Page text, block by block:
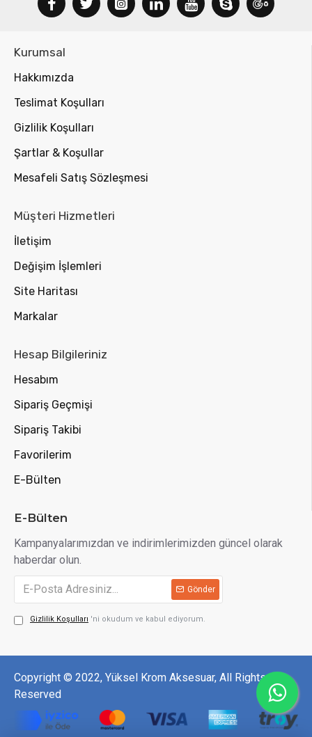
Kurumsal
Hakkımızda
Teslimat Koşulları
Gizlilik Koşulları
Şartlar & Koşullar
Mesafeli Satış Sözleşmesi
Müşteri Hizmetleri
İletişim
Değişim İşlemleri
Site Haritası
Markalar
Hesap Bilgileriniz
Hesabım
Sipariş Geçmişi
Sipariş Takibi
Favorilerim
E-Bülten
E-Bülten
Kampanyalarımızdan ve indirimlerimizden güncel olarak
haberdar olun.
Gönder
Gizlilik Koşulları 'ni okudum ve kabul ediyorum.
Copyright © 2022, Yüksel Krom Aksesuar, All Rights
Reserved